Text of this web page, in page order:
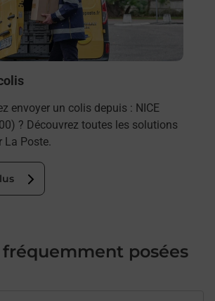
envoyer un colis depuis : NICE
? Découvrez toutes les solutions
La Poste.
posées